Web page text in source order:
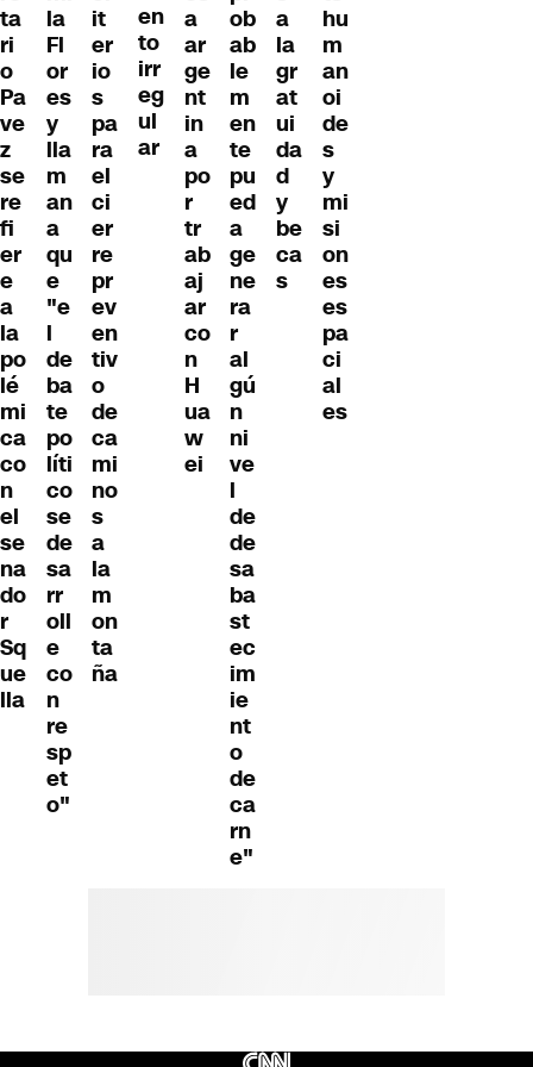
ta
ri
o
Pa
ve
z
se
re
fi
er
e
a
la
po
lé
mi
ca
co
n
el
se
na
do
r
Sq
ue
lla
la
Fl
or
es
y
lla
m
an
a
qu
e
"e
l
de
ba
te
po
líti
co
se
de
sa
rr
oll
e
co
n
re
sp
et
o"
it
er
io
s
pa
ra
el
ci
er
re
pr
ev
en
tiv
o
de
ca
mi
no
s
a
la
m
on
ta
ña
en
to
irr
eg
ul
ar
a
ar
ge
nt
in
a
po
r
tr
ab
aj
ar
co
n
H
ua
w
ei
ob
ab
le
m
en
te
pu
ed
a
ge
ne
ra
r
al
gú
n
ni
ve
l
de
de
sa
ba
st
ec
im
ie
nt
o
de
ca
rn
e"
a
la
gr
at
ui
da
d
y
be
ca
s
hu
m
an
oi
de
s
y
mi
si
on
es
es
pa
ci
al
es